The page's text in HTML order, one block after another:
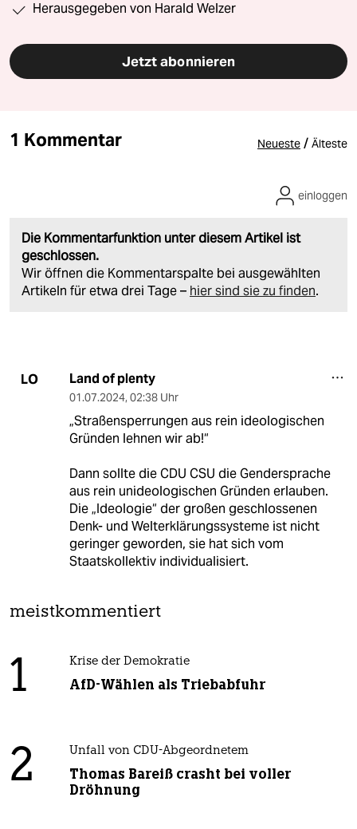
Herausgegeben von Harald Welzer
Jetzt abonnieren
1 Kommentar Neueste / Älteste
Die Kommentarfunktion unter diesem Artikel ist
geschlossen.
Wir öffnen die Kommentarspalte bei ausgewählten
Artikeln für etwa drei Tage – hier sind sie zu finden.
einloggen
LO Land of plenty
01.07.2024, 02:38 Uhr
„Straßensperrungen aus rein ideologischen
Gründen lehnen wir ab!“
Dann sollte die CDU CSU die Gendersprache
aus rein unideologischen Gründen erlauben.
Die „Ideologie“ der großen geschlossenen
Denk- und Welterklärungssysteme ist nicht
geringer geworden, sie hat sich vom
Staatskollektiv individualisiert.
meistkommentiert
1 Krise der Demokratie
AfD-Wählen als Triebabfuhr
2 Unfall von CDU-Abgeordnetem
Thomas Bareiß crasht bei voller
Dröhnung